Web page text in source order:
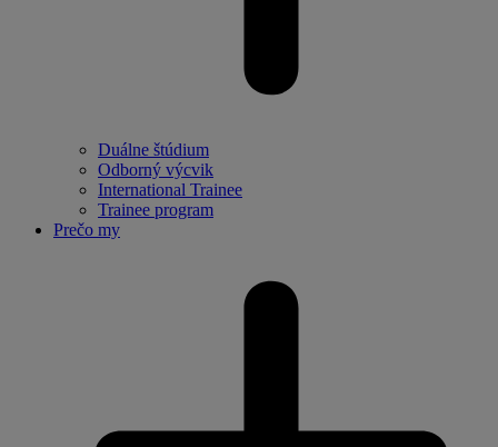
Duálne štúdium
Odborný výcvik
International Trainee
Trainee program
Prečo my